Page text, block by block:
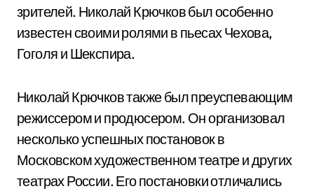
зрителей. Николай Крючков был особенно
известен своими ролями в пьесах Чехова,
Гоголя и Шекспира.
Николай Крючков также был преуспевающим
режиссером и продюсером. Он организовал
несколько успешных постановок в
Московском художественном театре и других
театрах России. Его постановки отличались